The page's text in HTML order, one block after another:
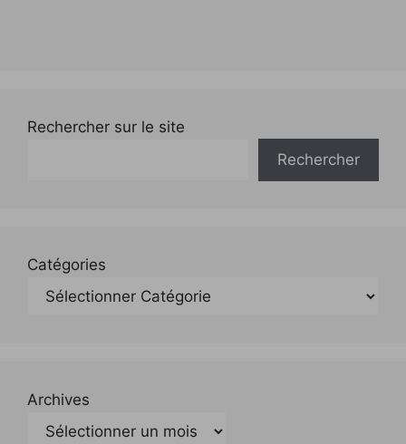
Rechercher sur le site
Rechercher
Catégories
Archives